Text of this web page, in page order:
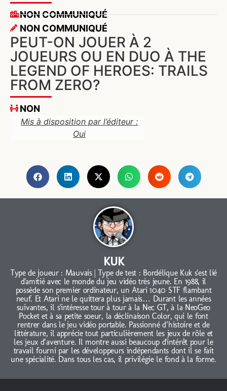
NON COMMUNIQUÉ
NON COMMUNIQUÉ
PEUT-ON JOUER À 2
JOUEURS OU EN DUO À THE
LEGEND OF HEROES: TRAILS
FROM ZERO?
NON
Mis à disposition par l’éditeur :
Oui
KUK
Type de joueur : Mauvais | Type de test : Bordélique Kuk s'est lié
d'amitié avec le monde du jeu vidéo très jeune. En 1988, il
possède son premier ordinateur, un Atari 1040 STF flambant
neuf. Et Atari ne le quittera plus jamais… Durant les années
suivantes, il s'intéresse tour à tour à la Nec GT, à la NeoGeo
Pocket et à sa petite soeur, la déclinaison Color, qui le font
rentrer dans le jeu vidéo portable. Passionné d’histoire et de
littérature, il apprécie tout particulièrement les jeux de rôle et
les jeux d’aventure. Il montre aussi beaucoup d'intérêt pour le
travail fourni par les développeurs indépendants dont il se fait
une spécialité. Dans tous les cas, il privilégie le fond à la forme.